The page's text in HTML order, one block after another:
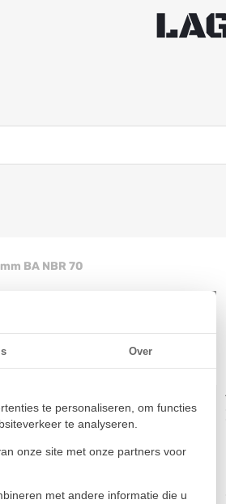
BA NBR 70
Over
te personaliseren, om functies
te analyseren.
onze site met onze partners voor
met andere informatie die u
BA NBR 70